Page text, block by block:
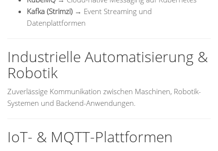
Kafka (Strimzi) → Event Streaming und
Datenplattformen
Industrielle Automatisierung &
Robotik
Zuverlässige Kommunikation zwischen Maschinen, Robotik-
Systemen und Backend-Anwendungen.
IoT- & MQTT-Plattformen